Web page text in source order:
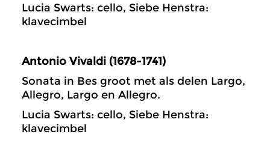
Lucia Swarts: cello, Siebe Henstra:
klavecimbel
Antonio Vivaldi (1678-1741)
Sonata in Bes groot met als delen Largo,
Allegro, Largo en Allegro.
Lucia Swarts: cello, Siebe Henstra:
klavecimbel